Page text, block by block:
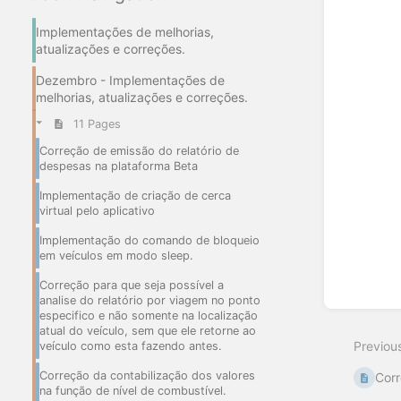
Implementações de melhorias,
atualizações e correções.
Dezembro - Implementações de
melhorias, atualizações e correções.
11 Pages
Correção de emissão do relatório de
despesas na plataforma Beta
Implementação de criação de cerca
virtual pelo aplicativo
Implementação do comando de bloqueio
em veículos em modo sleep.
Correção para que seja possível a
analise do relatório por viagem no ponto
especifico e não somente na localização
atual do veículo, sem que ele retorne ao
veículo como esta fazendo antes.
Correção da contabilização dos valores
na função de nível de combustível.